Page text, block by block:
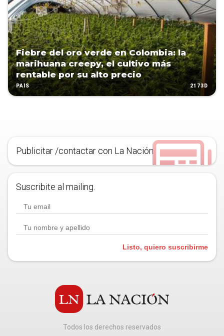
Fiebre del oro verde en Colombia: la
marihuana creepy, el cultivo más
rentable por su alto precio
PAÍS 2173D
Publicitar /contactar con La Nación
Suscribite al mailing.
Listo, quiero suscribirme
Todos los derechos reservados